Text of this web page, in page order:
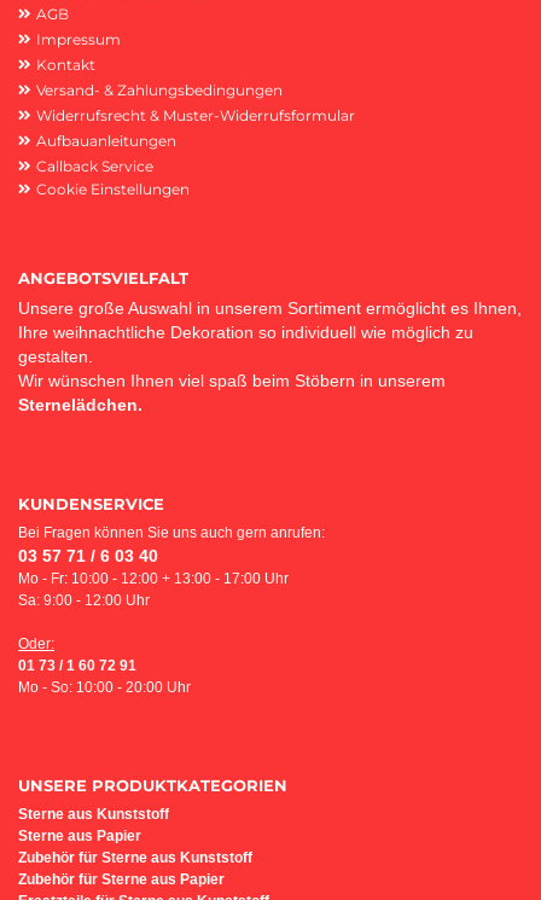
AGB
Impressum
Kontakt
Versand- & Zahlungsbedingungen
Widerrufsrecht & Muster-Widerrufsformular
Aufbauanleitungen
Callback Service
Cookie Einstellungen
ANGEBOTSVIELFALT
Unsere große Auswahl in unserem Sortiment ermöglicht es Ihnen,
Ihre weihnachtliche Dekoration so individuell wie möglich zu
gestalten.
Wir wünschen Ihnen viel spaß beim Stöbern in unserem
Sternelädchen.
KUNDENSERVICE
Bei Fragen können Sie uns auch gern anrufen:
03 57 71 / 6 03 40
Mo - Fr: 10:00 - 12:00 + 13:00 - 17:00 Uhr
Sa: 9:00 - 12:00 Uhr
Oder:
01 73 / 1 60 72 91
Mo - So: 10:00 - 20:00 Uhr
UNSERE PRODUKTKATEGORIEN
Sterne aus Kunststoff
Sterne aus Papier
Zubehör für Sterne aus Kunststoff
Zubehör für Sterne aus Papier